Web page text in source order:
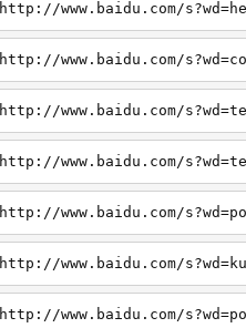
http://www.baidu.com/
http://www.baidu.com/
http://www.baidu.com/
http://www.baidu.com/
http://www.baidu.com/
http://www.baidu.com/
http://www.baidu.com/